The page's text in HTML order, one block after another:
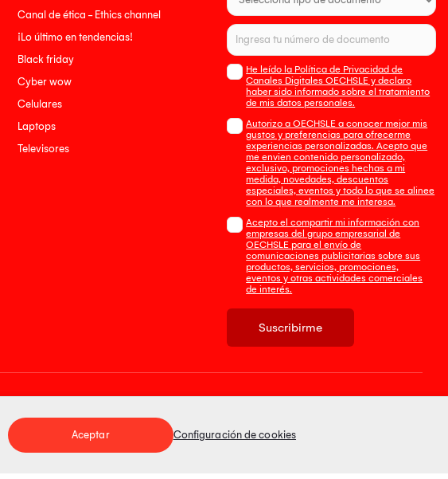
Canal de ética - Ethics channel
¡Lo último en tendencias!
Black friday
Cyber wow
Celulares
Laptops
Televisores
He leído la Política de Privacidad de
Canales Digitales OECHSLE y declaro
haber sido informado sobre el tratamiento
de mis datos personales.
Autorizo a OECHSLE a conocer mejor mis
gustos y preferencias para ofrecerme
experiencias personalizadas. Acepto que
me envien contenido personalizado,
exclusivo, promociones hechas a mi
medida, novedades, descuentos
especiales, eventos y todo lo que se alinee
con lo que realmente me interesa.
Acepto el compartir mi información con
empresas del grupo empresarial de
OECHSLE para el envío de
comunicaciones publicitarias sobre sus
productos, servicios, promociones,
eventos y otras actividades comerciales
de interés.
Suscribirme
Tienda 100% Segura
Aceptar Configuración de cookies